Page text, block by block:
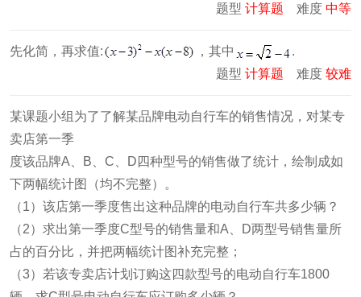
题型 计算题 难度 中等
先化简，再求值: ，其中
.
题型 计算题 难度 较难
某课题小组为了了解某品牌电动自行车的销售情况，对某专
卖店第一季
度该品牌A、B、C、D四种型号的销售做了统计，绘制成如
下两幅统计图（均不完整）。
（1）该店第一季度售出这种品牌的电动自行车共多少辆？
（2）求出第一季度C型号的销售量和A、D两型号销售量所
占的百分比，并把两幅统计图补充完整；
（3）若该专卖店计划订购这四款型号的电动自行车1800